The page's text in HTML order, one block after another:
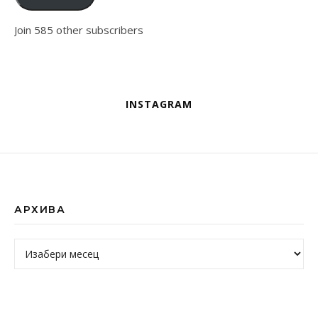
Join 585 other subscribers
INSTAGRAM
АРХИВА
Архива